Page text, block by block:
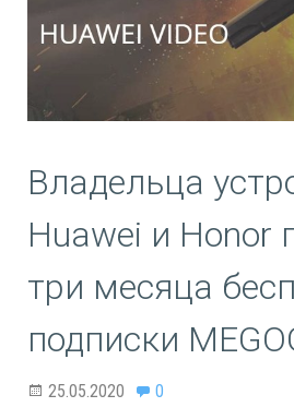
Владельца
Huawei и Honor
три месяца
подписки
25.05.2020 0